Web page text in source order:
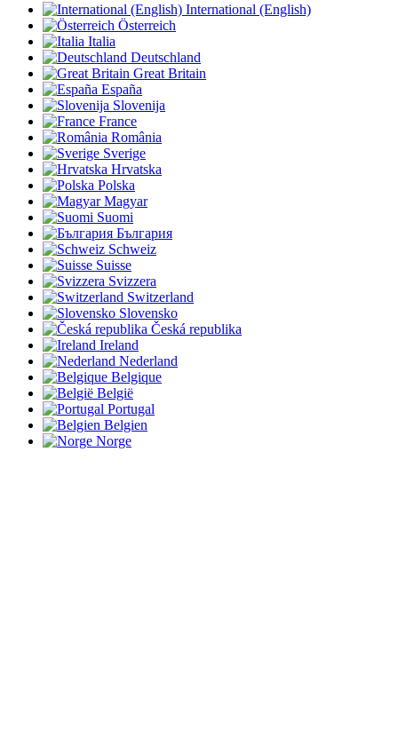
International (English)
Österreich
Italia
Deutschland
Great Britain
España
Slovenija
France
România
Sverige
Hrvatska
Polska
Magyar
Suomi
България
Schweiz
Suisse
Svizzera
Switzerland
Slovensko
Česká republika
Ireland
Nederland
Belgique
België
Portugal
Belgien
Norge